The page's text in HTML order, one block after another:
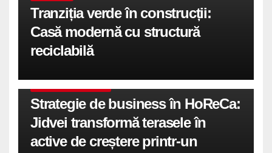
Tranziția verde în construcții:
Casă modernă cu structură
reciclabilă
Strategie de business în HoReCa:
Jidvei transformă terasele în
active de creștere printr-un